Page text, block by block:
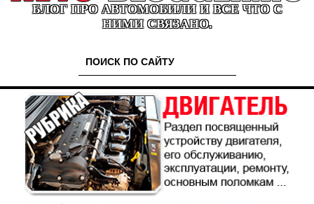
БЛОГ ПРО АВТОМОБИЛИ И ВСЕ ЧТО С
НИМИ СВЯЗАНО.